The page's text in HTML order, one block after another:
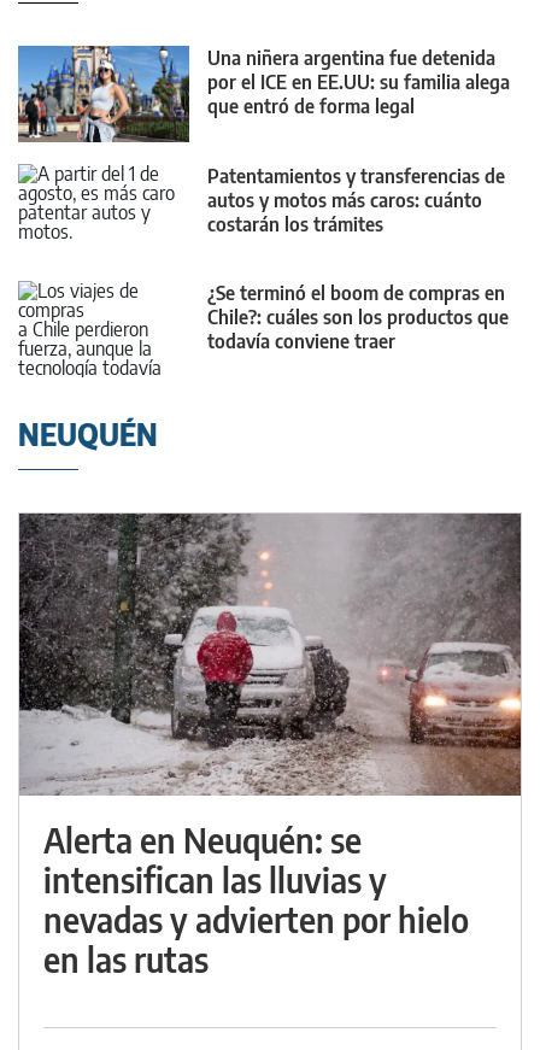
Una niñera argentina fue detenida
por el ICE en EE.UU: su familia alega
que entró de forma legal
Patentamientos y transferencias de
autos y motos más caros: cuánto
costarán los trámites
¿Se terminó el boom de compras en
Chile?: cuáles son los productos que
todavía conviene traer
NEUQUÉN
Alerta en Neuquén: se
intensifican las lluvias y
nevadas y advierten por hielo
en las rutas